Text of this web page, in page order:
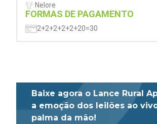
Nelore
FORMAS DE PAGAMENTO
2+2+2+2+2+20=30
Baixe agora o Lance Rural
a emoção dos leilões ao
palma da mão!